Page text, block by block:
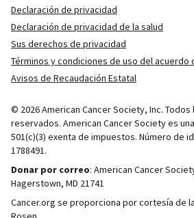
Declaración de privacidad
Declaración de privacidad de la salud
Sus derechos de privacidad
Términos y condiciones de uso del acuerdo
Avisos de Recaudación Estatal
© 2026 American Cancer Society, Inc.
reservados. American Cancer Society es
501(c)(3) exenta de impuestos. Número de
1788491.
Donar por correo: American Cancer
Hagerstown, MD 21741
Cancer.org se proporciona por cortesía de